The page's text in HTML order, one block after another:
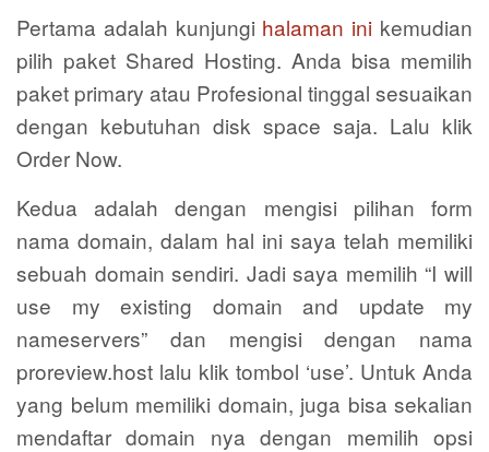
Pertama adalah kunjungi halaman ini kemudian
pilih paket Shared Hosting. Anda bisa memilih
paket primary atau Profesional tinggal sesuaikan
dengan kebutuhan disk space saja. Lalu klik
Order Now.
Kedua adalah dengan mengisi pilihan form
nama domain, dalam hal ini saya telah memiliki
sebuah domain sendiri. Jadi saya memilih “I will
use my existing domain and update my
nameservers” dan mengisi dengan nama
proreview.host lalu klik tombol ‘use’. Untuk Anda
yang belum memiliki domain, juga bisa sekalian
mendaftar domain nya dengan memilih opsi